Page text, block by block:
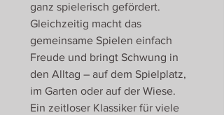
ganz spielerisch gefördert.
Gleichzeitig macht das
gemeinsame Spielen einfach
Freude und bringt Schwung in
den Alltag – auf dem Spielplatz,
im Garten oder auf der Wiese.
Ein zeitloser Klassiker für viele